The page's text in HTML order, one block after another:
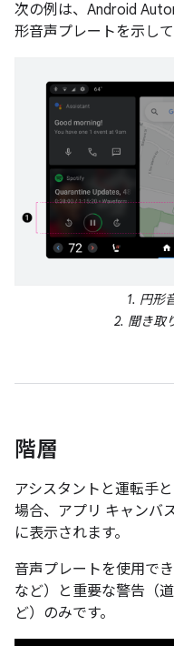
次の例は、Android
形音声プレートを示して
1. 円形
2. 聞き取
階層
アシスタントと運転手
場合、アプリ キャンバ
に表示されます。
音声プレートを使用で
など）と重要な警告（
ど）のみです。